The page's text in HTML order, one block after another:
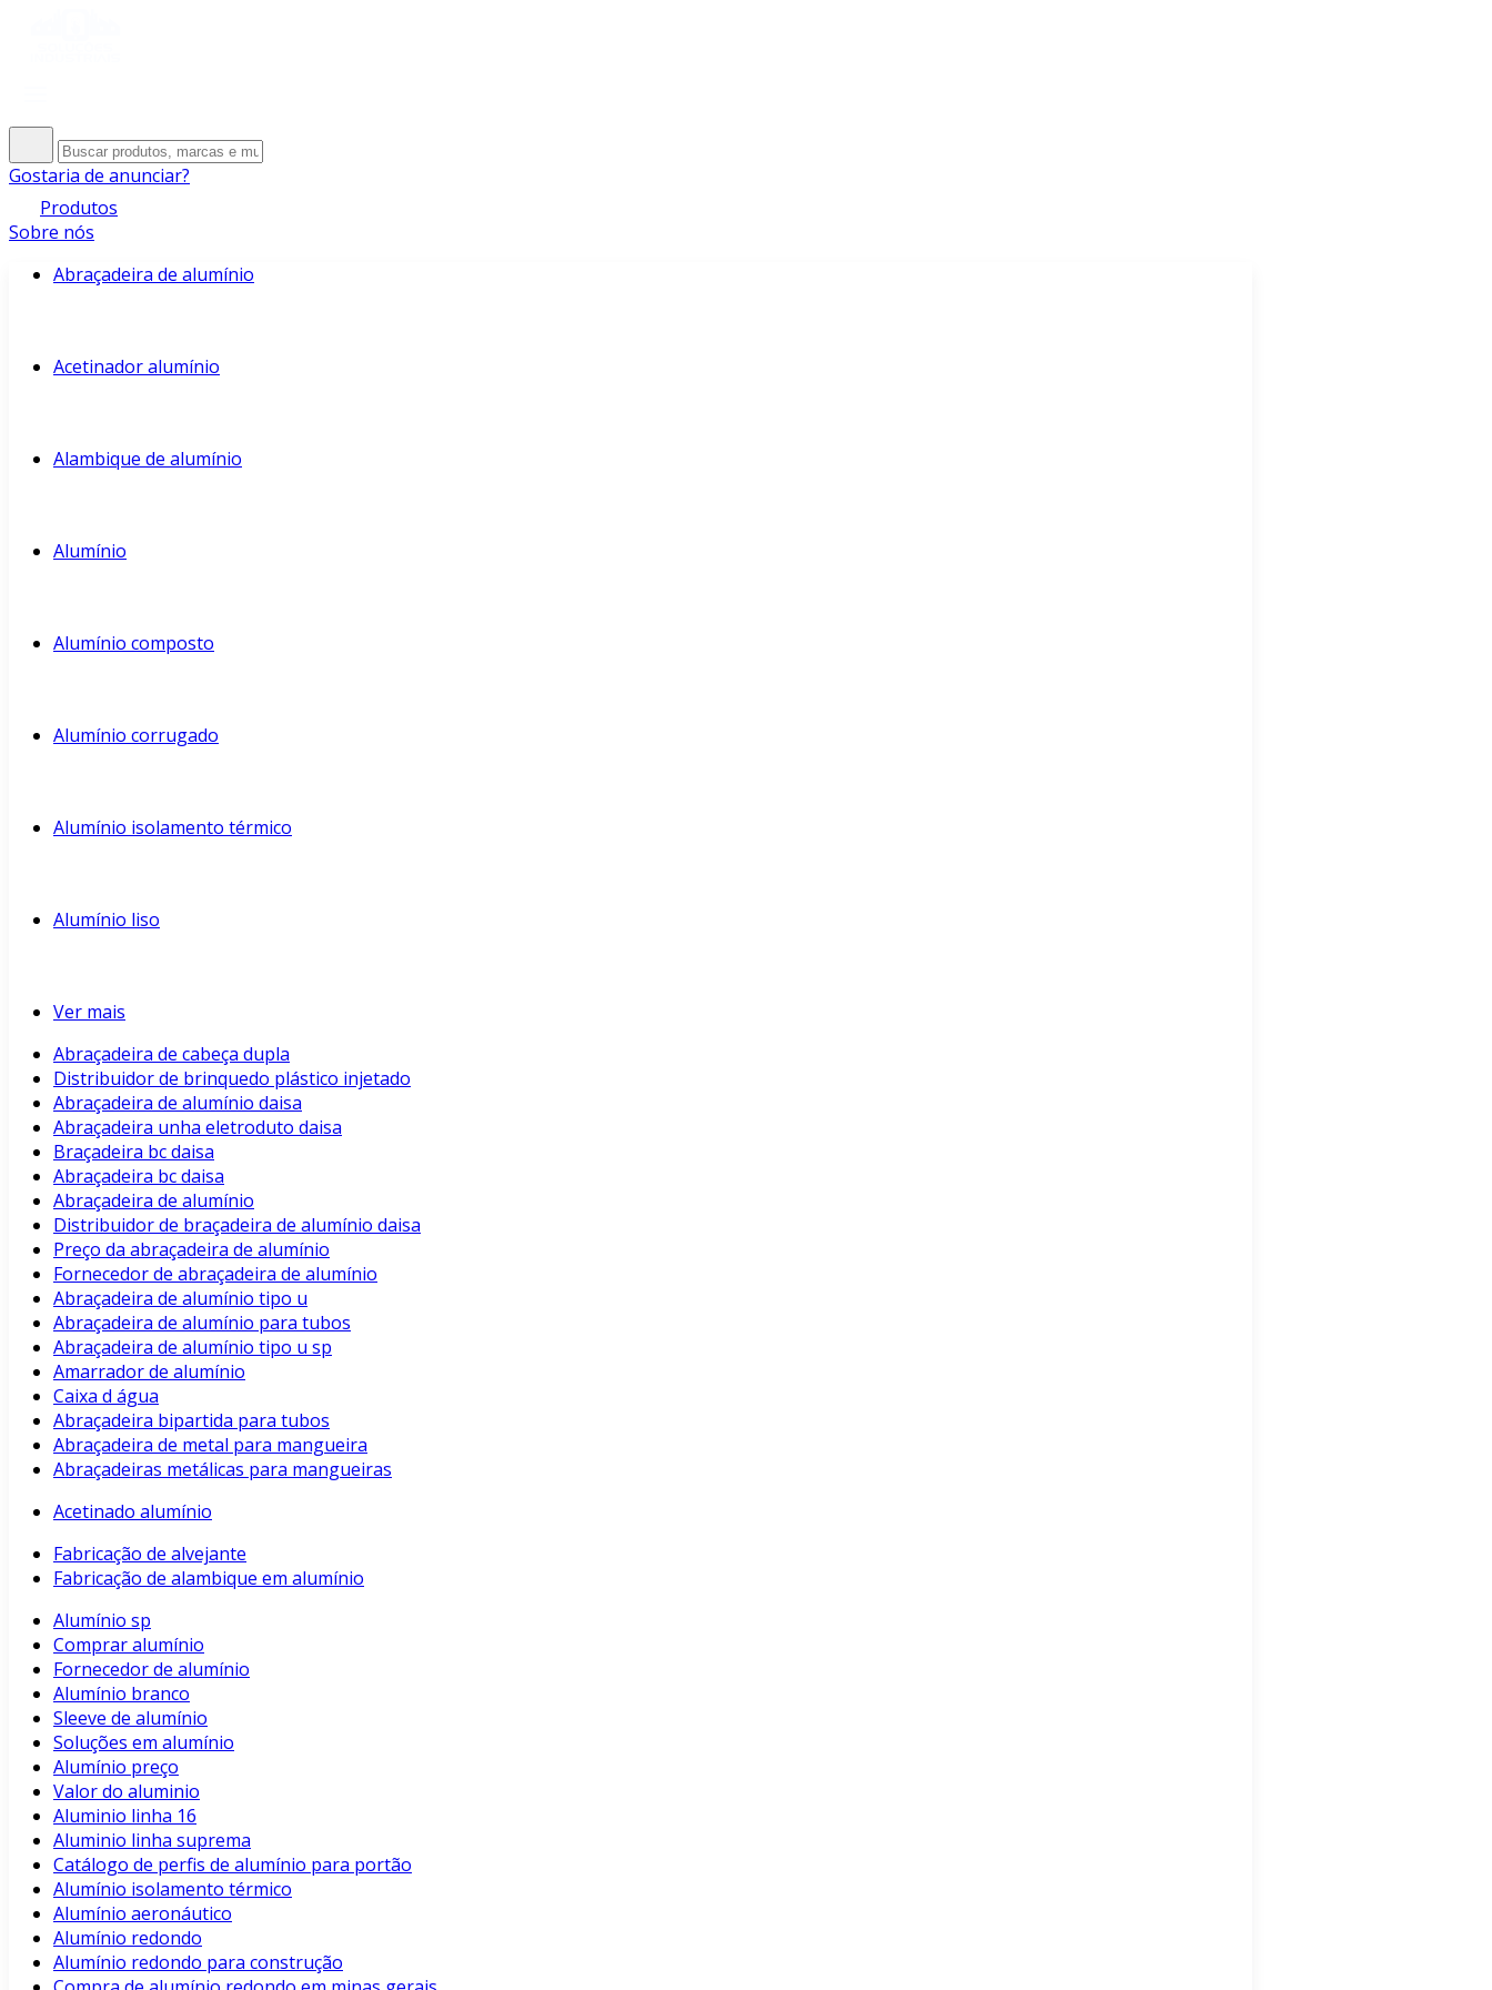
Gostaria de anunciar?
Produtos
Sobre nós
Abraçadeira de alumínio
Acetinador alumínio
Alambique de alumínio
Alumínio
Alumínio composto
Alumínio corrugado
Alumínio isolamento térmico
Alumínio liso
Ver mais
Abraçadeira de cabeça dupla
Distribuidor de brinquedo plástico injetado
Abraçadeira de alumínio daisa
Abraçadeira unha eletroduto daisa
Braçadeira bc daisa
Abraçadeira bc daisa
Abraçadeira de alumínio
Distribuidor de braçadeira de alumínio daisa
Preço da abraçadeira de alumínio
Fornecedor de abraçadeira de alumínio
Abraçadeira de alumínio tipo u
Abraçadeira de alumínio para tubos
Abraçadeira de alumínio tipo u sp
Amarrador de alumínio
Caixa d água
Abraçadeira bipartida para tubos
Abraçadeira de metal para mangueira
Abraçadeiras metálicas para mangueiras
Acetinado alumínio
Fabricação de alvejante
Fabricação de alambique em alumínio
Alumínio sp
Comprar alumínio
Fornecedor de alumínio
Alumínio branco
Sleeve de alumínio
Soluções em alumínio
Alumínio preço
Valor do aluminio
Aluminio linha 16
Aluminio linha suprema
Catálogo de perfis de alumínio para portão
Alumínio isolamento térmico
Alumínio aeronáutico
Alumínio redondo
Alumínio redondo para construção